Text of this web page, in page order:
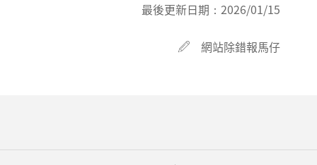
最後更新日期： 2026/01/15
網站除錯報馬仔